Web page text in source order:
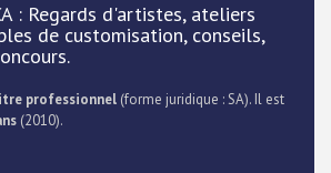
: Regards d'artistes, ateliers
de customisation, conseils,
professionnel (forme juridique : SA). Il est
(2010).